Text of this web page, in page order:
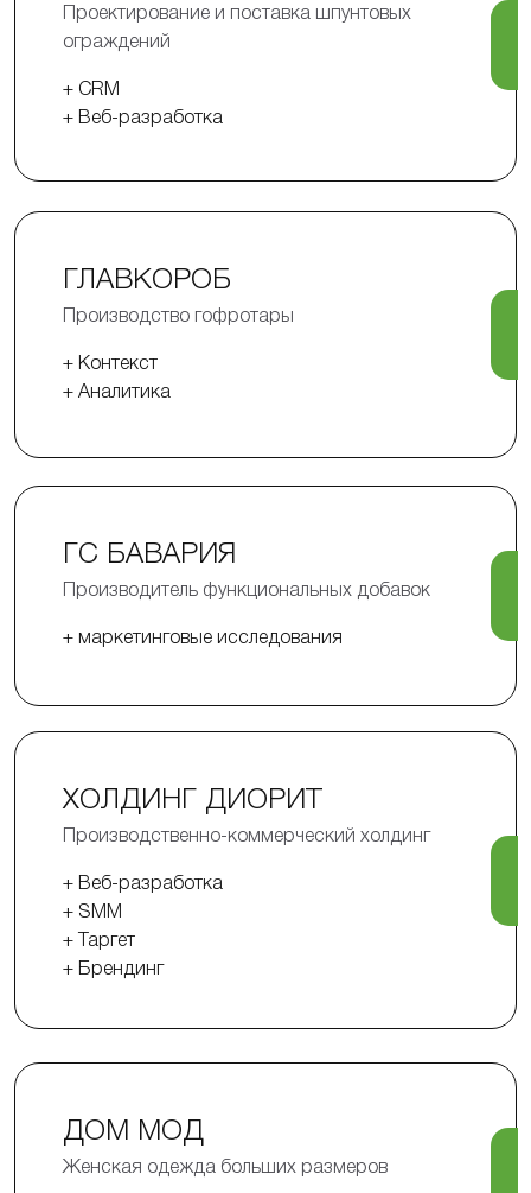
Проектирование и поставка шпунтовых
ограждений
+ CRM
+ Веб-разработка
ГЛАВКОРОБ
Производство гофротары
+ Контекст
+ Аналитика
ГС БАВАРИЯ
Производитель функциональных добавок
+ маркетинговые исследования
ХОЛДИНГ ДИОРИТ
Производственно-коммерческий холдинг
+ Веб-разработка
+ SMM
+ Таргет
+ Брендинг
ДОМ МОД
Женская одежда больших размеров